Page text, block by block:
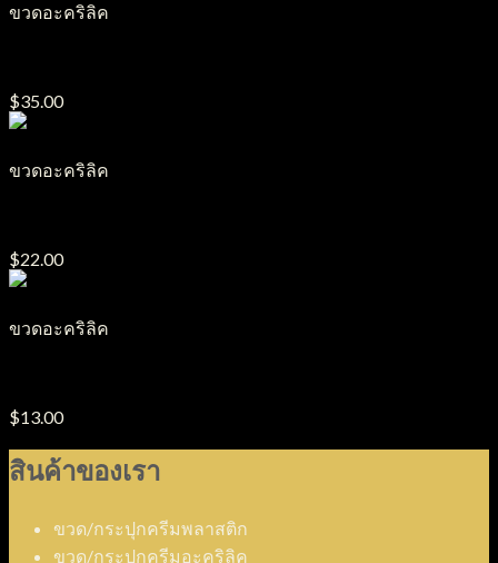
ขวดอะคริลิค
$35.00
ขวดอะคริลิค
$22.00
ขวดอะคริลิค
$13.00
สินค้าของเรา
ขวด/กระปุกครีมพลาสติก
ขวด/กระปุกครีมอะคริลิค